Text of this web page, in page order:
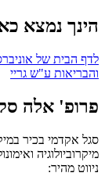
הינך נמצא
לדף הבית של
והבריאות ע"ש גריי
פרופ' אלה
סגל אקדמי בכיר
מיקרוביולוגיה
ניווט מהיר: